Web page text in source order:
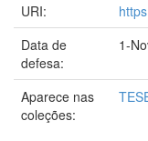
URI:
Data de
defesa:
1-
Aparece nas
coleções: